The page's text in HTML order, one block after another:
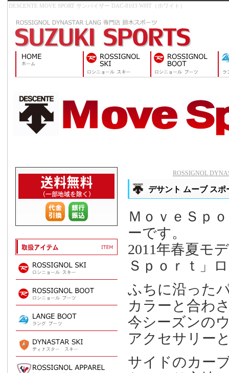
DESCENTE MOVE SPORT サンバイザー DAC-8103 WHT（ホワイト）
ROSSIGNOL
デサント ムーブ ス
ＭｏｖｅＳｐ
ーです。
2011年春夏モ
Ｓｐｏｒｔ」
ふちに沿った
カラーと合わ
今シーズンの
アクセサリー
サイドのカー